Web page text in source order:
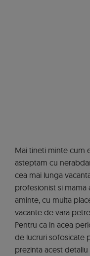
Mai tineti minte cum
asteptam cu
cea mai lunga
profesionist si mama
aminte, cu multa
vacante de vara
Pentru ca in acea
de lucruri sofosicate
prezinta acest